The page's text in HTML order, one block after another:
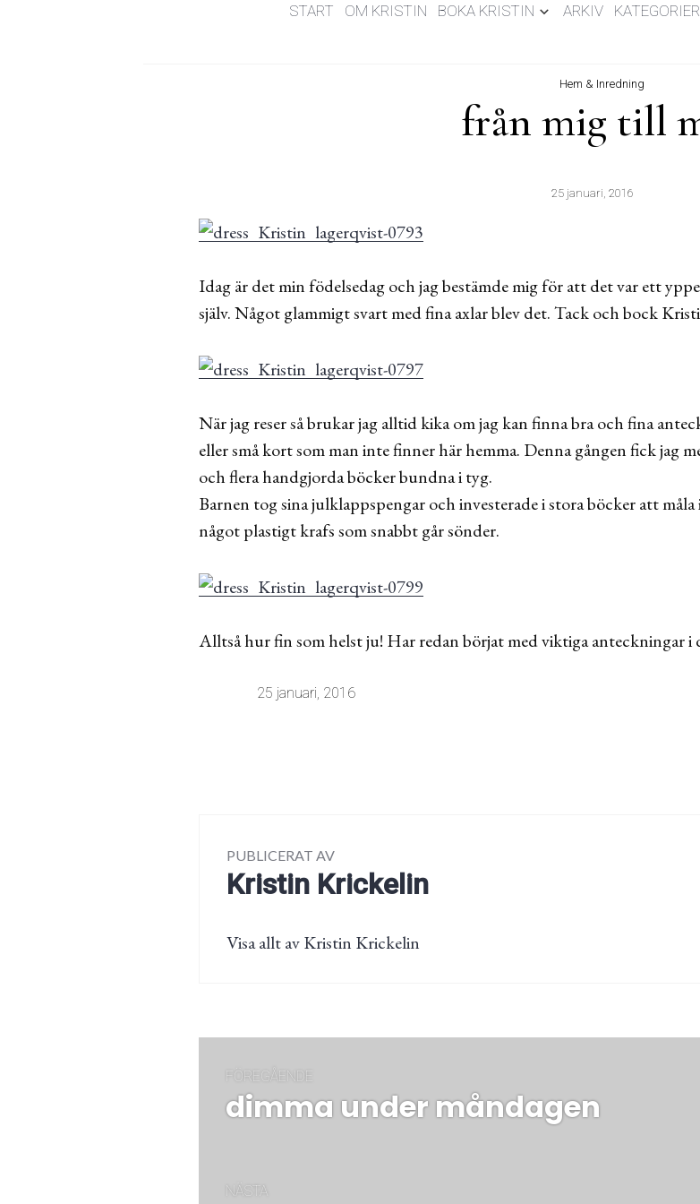
START OM KRISTIN BOKA KRISTIN ARKIV KATEGORIER
Hem & Inredning
från mig till
25 januari, 2016
Idag är det min födelsedag och jag bestämde mig för att det var ett
själv. Något glammigt svart med fina axlar blev det. Tack och bock
När jag reser så brukar jag alltid kika om jag kan finna bra och fina
eller små kort som man inte finner här hemma. Denna gången fick jag
och flera handgjorda böcker bundna i tyg.
Barnen tog sina julklappspengar och investerade i stora böcker att
något plastigt krafs som snabbt går sönder.
Alltså hur fin som helst ju! Har redan börjat med viktiga anteckningar i
25 januari, 2016
PUBLICERAT AV
Kristin Krickelin
Visa allt av Kristin Krickelin
Inläggsnavigering
FÖREGÅENDE
Föregående
dimma under måndagen
NÄSTA